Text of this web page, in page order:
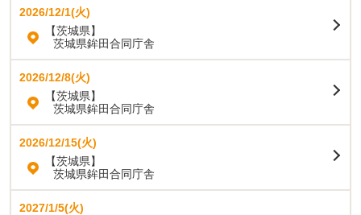
2026/12/1(火)
【茨城県】
茨城県鉾田合同庁舎
2026/12/8(火)
【茨城県】
茨城県鉾田合同庁舎
2026/12/15(火)
【茨城県】
茨城県鉾田合同庁舎
2027/1/5(火)